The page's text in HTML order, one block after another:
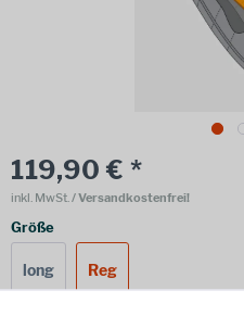
119,90 € *
inkl. MwSt./ Versandkostenfrei!
Größe
long Reg